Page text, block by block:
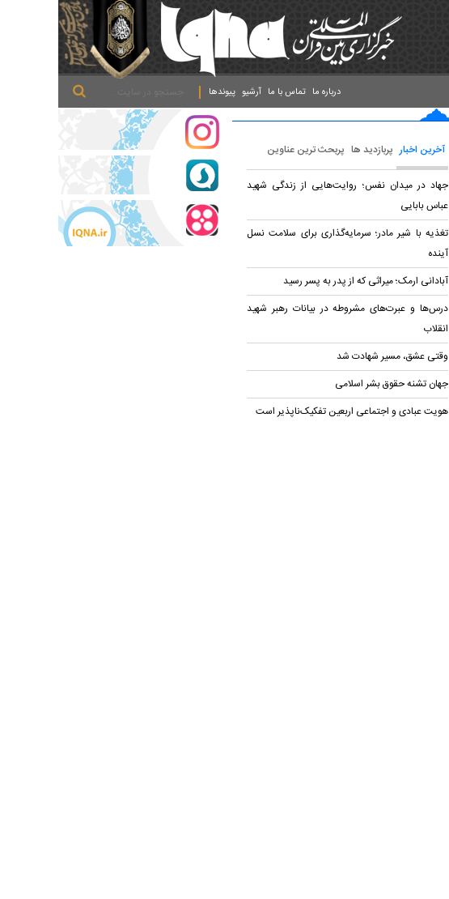
پیوندها آرشیو تماس با ما درباره ما
آخرین اخبار پربازدید ها پربحث ترین عناوین
جهاد در میدان نفس؛ روایت‌هایی از زندگی شهید
عباس بابایی
تغذیه با شیر مادر؛ سرمایه‌گذاری برای سلامت نسل
آینده
آبادانی ارمک؛ میراثی که از پدر به پسر رسید
درس‌ها و عبرت‌های مشروطه در بیانات رهبر شهید
انقلاب
وقتی عشق، مسیر شهادت شد
جهان تشنه حقوق بشر اسلامی
هویت عبادی و اجتماعی اربعین تفکیک‌ناپذیر است